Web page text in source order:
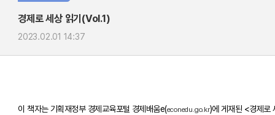
경제로 세상 읽기(Vol.1)
2023.02.01 14:37
이 책자는 기획재정부 경제교육포털 경제배움e(econedu.go.kr)에 게재된 <경제로